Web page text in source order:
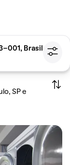
001, Brasil
SP e